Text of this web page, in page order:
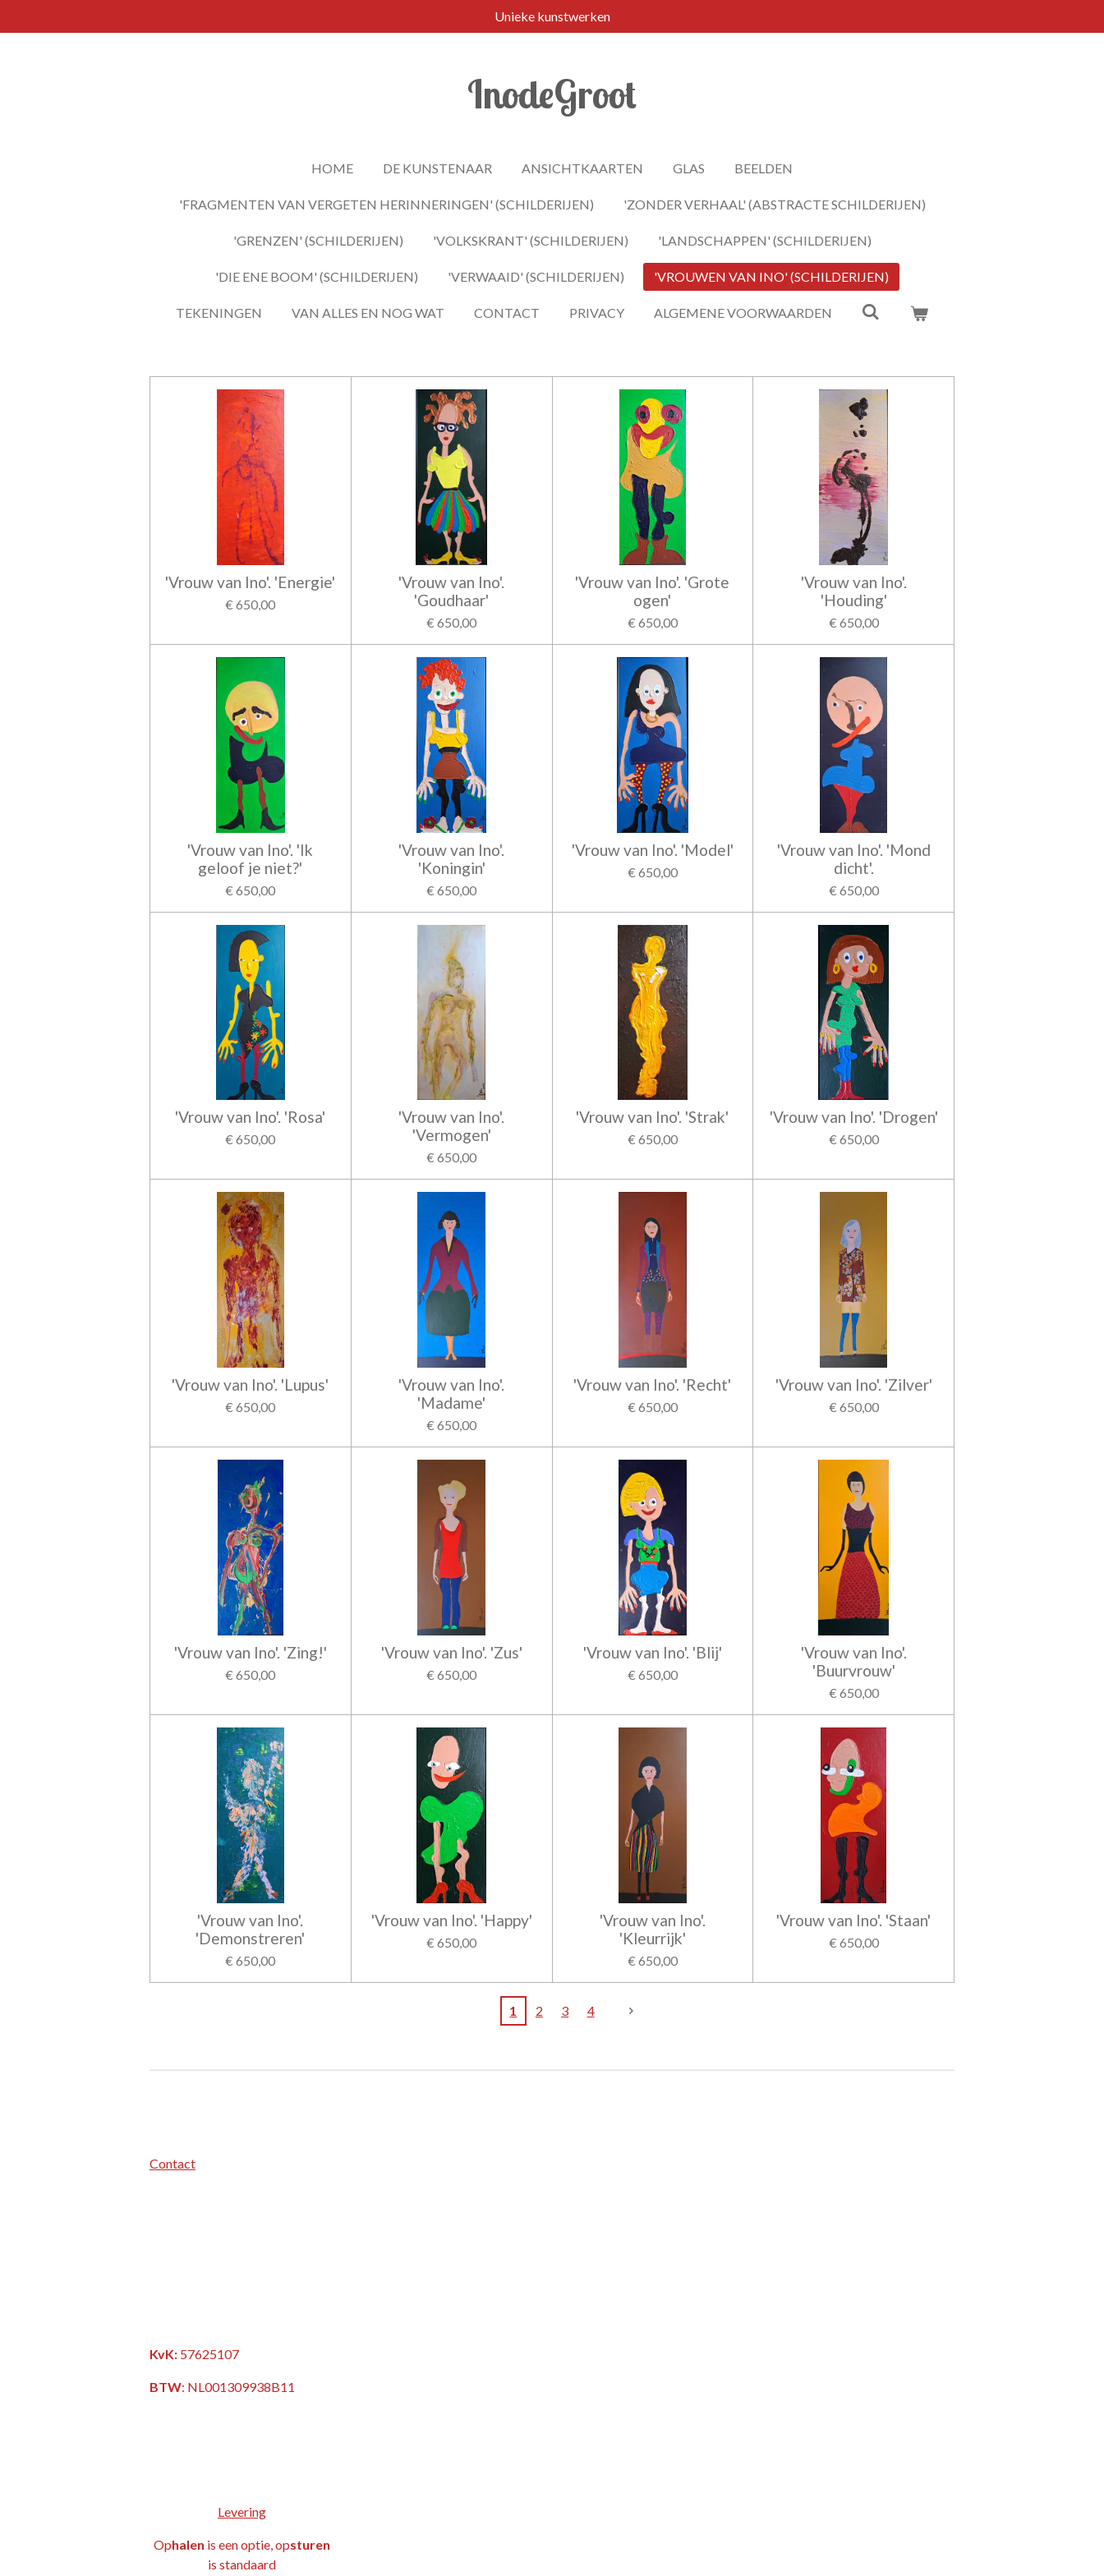
direct
Unieke kunstwerken
InodeGroot
HOME DE KUNSTENAAR ANSICHTKAARTEN GLAS BEELDEN
'FRAGMENTEN VAN VERGETEN HERINNERINGEN' (SCHILDERIJEN) 'ZONDER VERHAAL' (ABSTRACTE SCHILDERIJEN)
'GRENZEN' (SCHILDERIJEN) 'VOLKSKRANT' (SCHILDERIJEN) 'LANDSCHAPPEN' (SCHILDERIJEN)
'DIE ENE BOOM' (SCHILDERIJEN) 'VERWAAID' (SCHILDERIJEN) 'VROUWEN VAN INO' (SCHILDERIJEN)
TEKENINGEN VAN ALLES EN NOG WAT CONTACT PRIVACY ALGEMENE VOORWAARDEN
'Vrouw van Ino'. 'Energie'
€ 650,00
'Vrouw van Ino'.
'Goudhaar'
€ 650,00
'Vrouw van Ino'. 'Grote
ogen'
€ 650,00
'Vrouw van Ino'.
'Houding'
€ 650,00
'Vrouw van Ino'. 'Ik
geloof je niet?'
€ 650,00
'Vrouw van Ino'.
'Koningin'
€ 650,00
'Vrouw van Ino'. 'Model'
€ 650,00
'Vrouw van Ino'. 'Mond
dicht'.
€ 650,00
'Vrouw van Ino'. 'Rosa'
€ 650,00
'Vrouw van Ino'.
'Vermogen'
€ 650,00
'Vrouw van Ino'. 'Strak'
€ 650,00
'Vrouw van Ino'. 'Drogen'
€ 650,00
'Vrouw van Ino'. 'Lupus'
€ 650,00
'Vrouw van Ino'.
'Madame'
€ 650,00
'Vrouw van Ino'. 'Recht'
€ 650,00
'Vrouw van Ino'. 'Zilver'
€ 650,00
'Vrouw van Ino'. 'Zing!'
€ 650,00
'Vrouw van Ino'. 'Zus'
€ 650,00
'Vrouw van Ino'. 'Blij'
€ 650,00
'Vrouw van Ino'.
'Buurvrouw'
€ 650,00
'Vrouw van Ino'.
'Demonstreren'
€ 650,00
'Vrouw van Ino'. 'Happy'
€ 650,00
'Vrouw van Ino'.
'Kleurrijk'
€ 650,00
'Vrouw van Ino'. 'Staan'
€ 650,00
1 2 3 4
Contact
KvK: 57625107
BTW: NL001309938B11
Levering
Ophalen is een optie, opsturen
is standaard